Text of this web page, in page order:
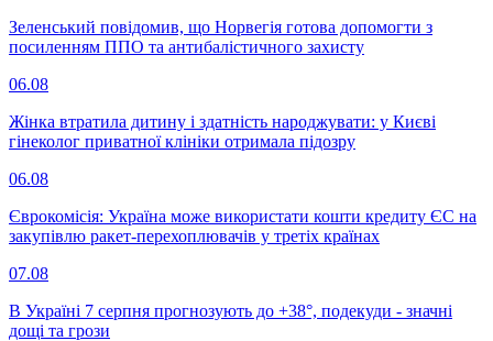
Зеленський повідомив, що Норвегія готова допомогти з
посиленням ППО та антибалістичного захисту
06.08
Жінка втратила дитину і здатність народжувати: у Києві
гінеколог приватної клініки отримала підозру
06.08
Єврокомісія: Україна може використати кошти кредиту ЄС на
закупівлю ракет-перехоплювачів у третіх країнах
07.08
В Україні 7 серпня прогнозують до +38°, подекуди - значні
дощі та грози